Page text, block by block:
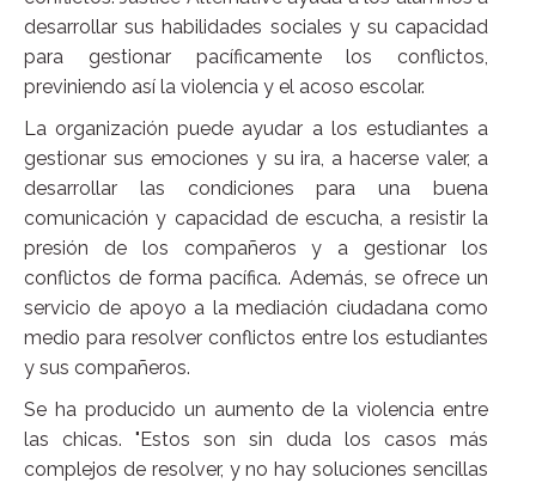
desarrollar sus habilidades sociales y su capacidad
para gestionar pacíficamente los conflictos,
previniendo así la violencia y el acoso escolar.
La organización puede ayudar a los estudiantes a
gestionar sus emociones y su ira, a hacerse valer, a
desarrollar las condiciones para una buena
comunicación y capacidad de escucha, a resistir la
presión de los compañeros y a gestionar los
conflictos de forma pacífica. Además, se ofrece un
servicio de apoyo a la mediación ciudadana como
medio para resolver conflictos entre los estudiantes
y sus compañeros.
Se ha producido un aumento de la violencia entre
las chicas. "Estos son sin duda los casos más
complejos de resolver, y no hay soluciones sencillas